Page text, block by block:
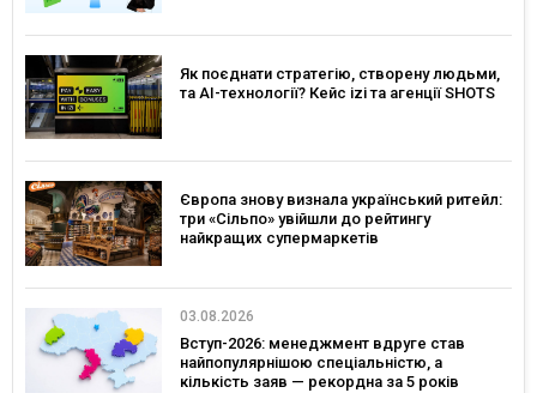
Як поєднати стратегію, створену людьми,
та AI-технології? Кейс izi та агенції SHOTS
Європа знову визнала український ритейл:
три «Сільпо» увійшли до рейтингу
найкращих супермаркетів
03.08.2026
Вступ-2026: менеджмент вдруге став
найпопулярнішою спеціальністю, а
кількість заяв — рекордна за 5 років